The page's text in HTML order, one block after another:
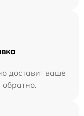
доставит ваше
обратно.